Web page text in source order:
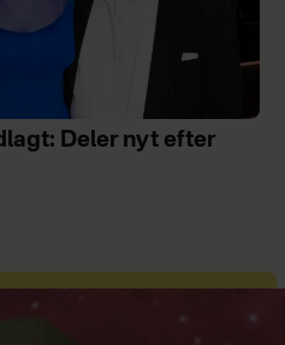
Deler nyt efter